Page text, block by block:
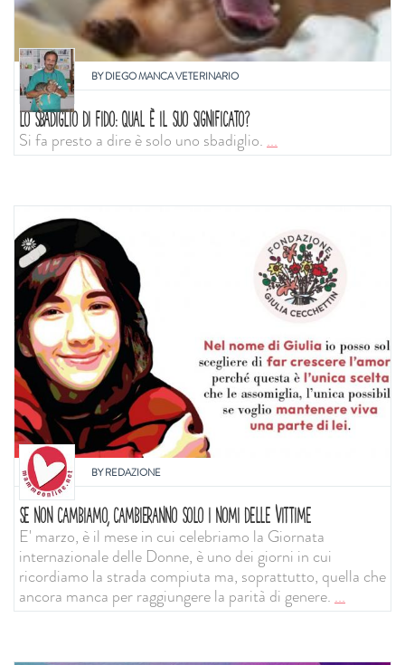
BYDIEGO MANCA VETERINARIO
LO SBADIGLIO DI FIDO: QUAL È IL SUO SIGNIFICATO?
Si fa presto a dire è solo uno sbadiglio....
BYREDAZIONE
SE NON CAMBIAMO, CAMBIERANNO SOLO I NOMI DELLE VITTIME
E' marzo, è il mese in cui celebriamo la Giornata
internazionale delle Donne, è uno dei giorni in cui
ricordiamo la strada compiuta ma, soprattutto, quella che
ancora manca per raggiungere la parità di genere. ...